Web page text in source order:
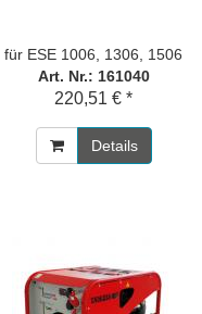
für ESE 1006, 1306, 1506
Art. Nr.: 161040
220,51 € *
Details